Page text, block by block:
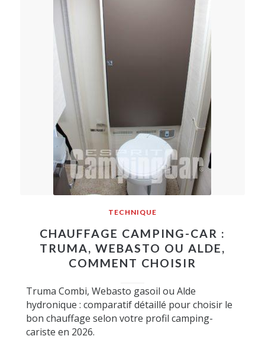
TECHNIQUE
CHAUFFAGE CAMPING-CAR :
TRUMA, WEBASTO OU ALDE,
COMMENT CHOISIR
Truma Combi, Webasto gasoil ou Alde
hydronique : comparatif détaillé pour choisir le
bon chauffage selon votre profil camping-
cariste en 2026.